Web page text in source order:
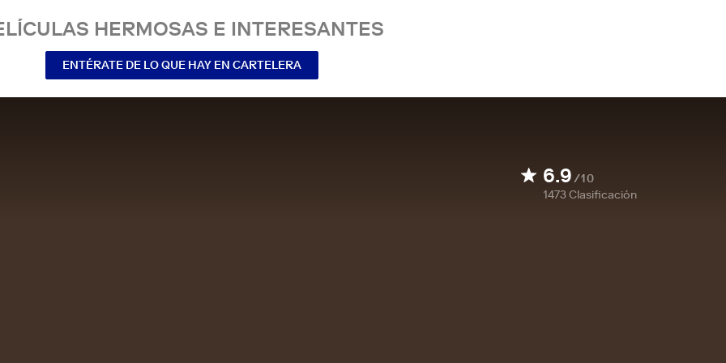
HERMOSAS E INTERESANTES
ENTÉRATE DE LO QUE HAY EN CARTELERA
6.9/10
1473Clasificación